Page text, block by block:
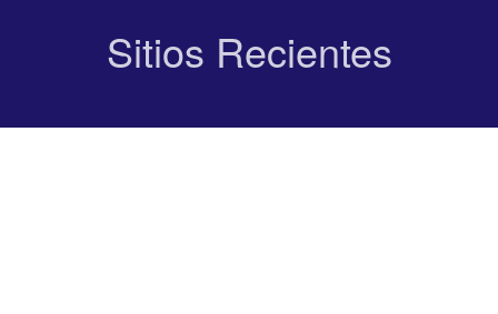
Sitios Recientes